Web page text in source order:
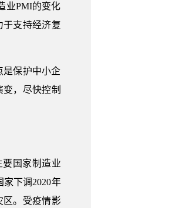
业PMI的变化
于支持经济复
是保护中小企
，尽快控制
要国家制造业
下调2020年
区。受疫情影